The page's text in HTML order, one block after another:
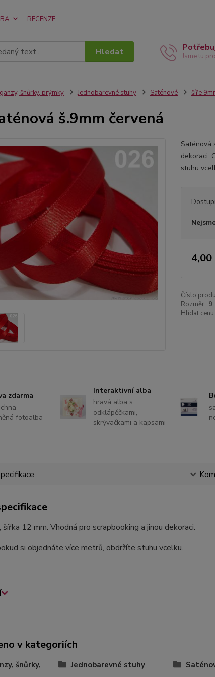
RECENZE
Hledat Jsme tu
šnůrky, prýmky Jednobarevné stuhy Saténové šíře
š.9mm červená
Saténová
dekoraci.
stuhu
4,00
Číslo
Rozměr: 9
Hlídat
zdarma
fotoalba
Interaktivní alba
hravá alba s
odklápěčkami,
skrývačkami a kapsami
12 mm. Vhodná pro scrapbooking a jinou dekoraci.
si objednáte více metrů, obdržíte stuhu vcelku.
v kategoriích
šnůrky,
Jednobarevné stuhy